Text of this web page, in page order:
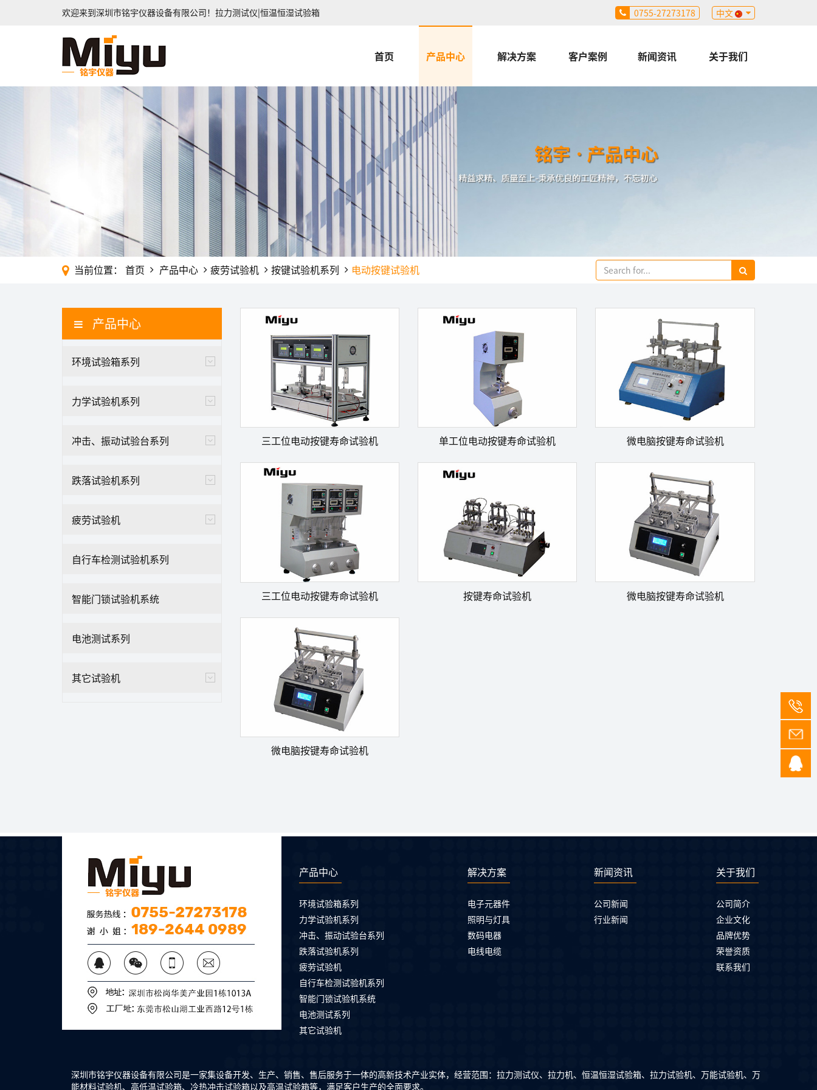
欢迎来到深圳市铭宇仪器设备有限公司！ 拉力测试仪|恒温恒湿试验箱 0755-27273178 中文
首页 产品中心 解决方案 客户案例 新闻资讯 关于我们
当前位置： 首页 产品中心 疲劳试验机 按键试验机系列 电动按键试验机
产品中心
环境试验箱系列
力学试验机系列
冲击、振动试验台系列
跌落试验机系列
疲劳试验机
自行车检测试验机系列
智能门锁试验机系统
电池测试系列
其它试验机
三工位电动按键寿命试验机 单工位电动按键寿命试验机 微电脑按键寿命试验机
三工位电动按键寿命试验机 按键寿命试验机 微电脑按键寿命试验机
微电脑按键寿命试验机
产品中心
环境试验箱系列
力学试验机系列
冲击、振动试验台系列
跌落试验机系列
疲劳试验机
自行车检测试验机系列
智能门锁试验机系统
电池测试系列
其它试验机
解决方案
电子元器件
照明与灯具
数码电器
电线电缆
新闻资讯
公司新闻
行业新闻
关于我们
公司简介
企业文化
品牌优势
荣誉资质
联系我们
深圳市铭宇仪器设备有限公司是一家集设备开发、生产、销售、售后服务于一体的高新技术产业实体，经营范围：拉力测试仪、拉力机、恒温恒湿试验箱、拉力试验机、万能试验机、万
能材料试验机、高低温试验箱、冷热冲击试验箱以及高温试验箱等，满足客户生产的全面要求。